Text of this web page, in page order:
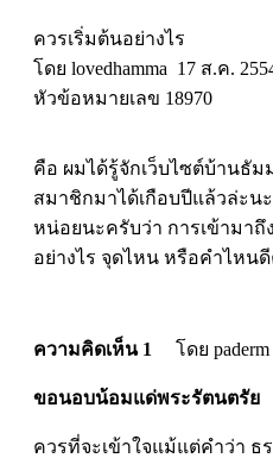
ควรเริ่มต้นอย่างไร
โดย lovedhamma 17 ส.ค.
หัวข้อหมายเลข 18970
คือ ผมได้รู้จักเว็บไซต์บ้านธั
สมาชิกมาได้เกือบปีแล้วล่ะน
หน่อยนะครับว่า การเข้ามาถึ
อย่างไร จุดไหน หรือคำไหน
ความคิดเห็น 1 โดย paderm
ขอนอบน้อมแด่พระรัตนตรัย
ควรที่จะเข้าใจแม้แต่คำว่า ธ